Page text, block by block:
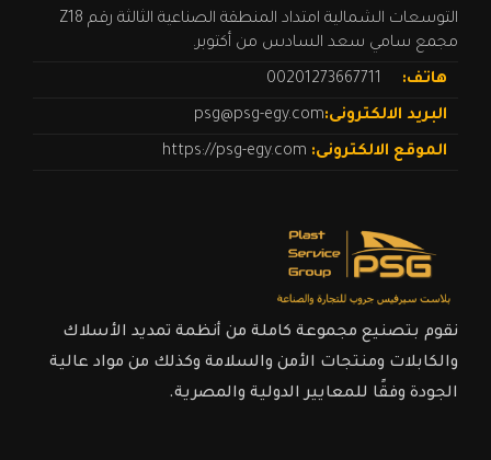
التوسعات الشمالية امتداد المنطقة الصناعية الثالثة رقم Z18
مجمع سامي سعد السادس من أكتوبر.
هاتف: 00201273667711
البريد الالكترونى:psg@psg-egy.com
الموقع الالكترونى:
نقوم بتصنيع مجموعة كاملة من أنظمة تمديد الأسلاك
والكابلات ومنتجات الأمن والسلامة وكذلك من مواد عالية
الجودة وفقًا للمعايير الدولية والمصرية.